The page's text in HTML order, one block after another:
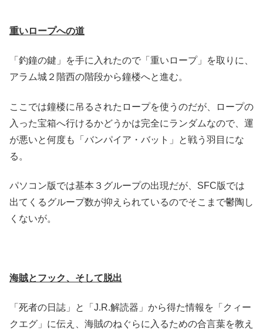
重いロープへの道
「釣鐘の鍵」を手に入れたので「重いロープ」を取りに、
アラム城２階西の階段から鐘楼へと進む。
ここでは鐘楼に吊るされたロープを使うのだが、ロープの
入った宝箱へ行けるかどうかは完全にランダムなので、運
が悪いと何度も「バンパイア・バット」と戦う羽目にな
る。
パソコン版では基本３グループの出現だが、SFC版では
出てくるグループ数が抑えられているのでそこまで鬱陶し
くないが。
海賊とフック、そして脱出
「死者の日誌」と「J.R.解読器」から得た情報を「クィー
クエグ」に伝え、海賊のねぐらに入るための合言葉を教え